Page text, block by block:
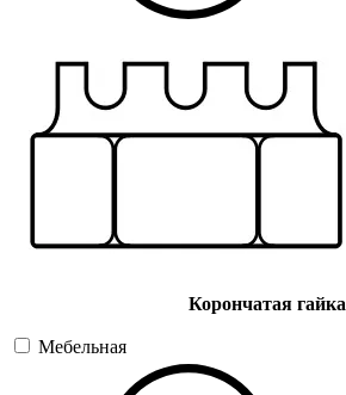
Корончатая гайка
Мебельная